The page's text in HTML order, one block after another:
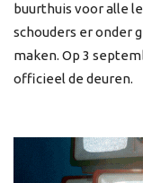
buurthuis voor alle
schouders er onder
maken. Op 3
officieel de deuren.